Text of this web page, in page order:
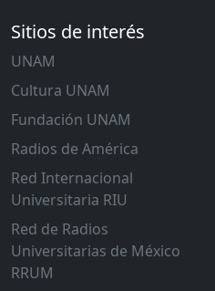
Sitios de interés
UNAM
Cultura UNAM
Fundación UNAM
Radios de América
Red Internacional
Universitaria RIU
Red de Radios
Universitarias de México
RRUM